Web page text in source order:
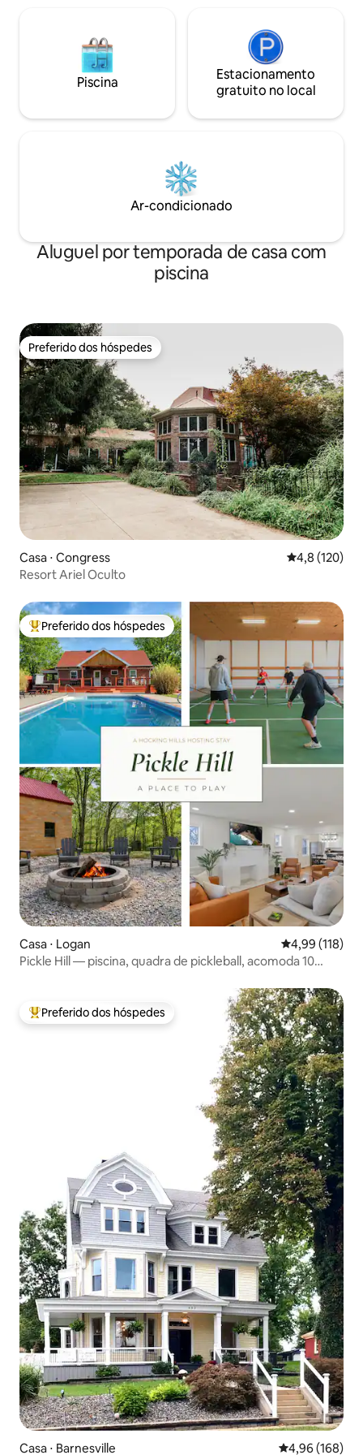
Piscina
Estacionamento
gratuito no local
Ar-condicionado
Aluguel por temporada de casa com
piscina
Preferido dos hóspedes
Preferido dos hóspedes
Casa ⋅ Congress 4,8 de uma
4,8 (120)
Resort Ariel Oculto
Entre os melhores preferidos dos hóspedes
Preferido dos hóspedes
Casa ⋅ Logan 4,99 de uma
4,99 (118)
Pickle Hill — piscina, quadra de pickleball, acomoda 10
Entre os melhores preferidos dos hóspedes
Preferido dos hóspedes
Casa ⋅ Barnesville 4,96 de uma
4,96 (168)